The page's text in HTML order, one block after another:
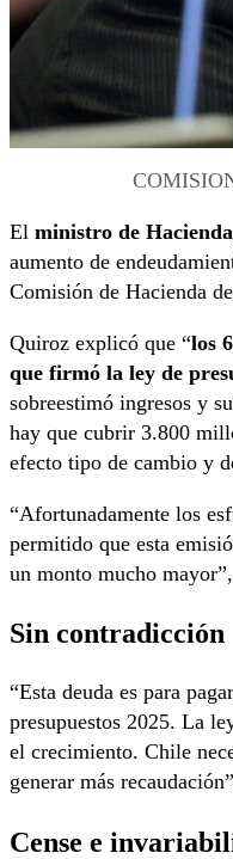
El ministro de
aumento de
Comisión de Hacienda
Quiroz explicó que “los
que firmó la ley de
sobreestimó ingresos y
hay que cubrir 3.800
efecto tipo de cambio y
“Afortunadamente los
permitido que esta
un monto mucho
Sin contradicción
“Esta deuda es para
presupuestos 2025. La
el crecimiento. Chile
generar más
Cense e